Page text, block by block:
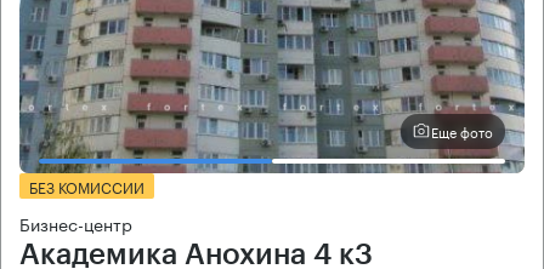
Еще фото
БЕЗ КОМИССИИ
Бизнес-центр
Академика Анохина 4 к3